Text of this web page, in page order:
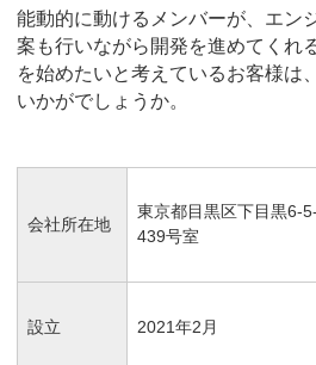
能動的に動けるメンバーが、エン
案も行いながら開発を進めてくれ
を始めたいと考えているお客様は
いかがでしょうか。
会社所在地
東京都目黒区下目黒6-
439号室
設立 2021年2月